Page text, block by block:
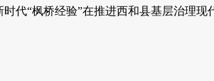
代“枫桥经验”在推进西和县基层治理现